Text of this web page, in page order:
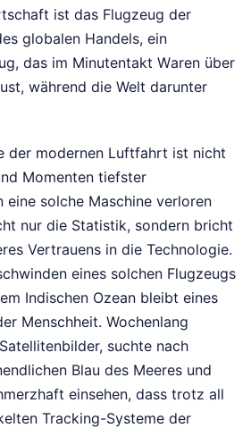
ist das Flugzeug der
globalen Handels, ein
das im Minutentakt Waren über
während die Welt darunter
der modernen Luftfahrt ist nicht
Momenten tiefster
eine solche Maschine verloren
nur die Statistik, sondern bricht
Vertrauens in die Technologie.
eines solchen Flugzeugs
Indischen Ozean bleibt eines
Menschheit. Wochenlang
suchte nach
Blau des Meeres und
einsehen, dass trotz all
Tracking-Systeme der